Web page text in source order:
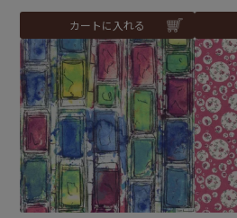
カートに入れる